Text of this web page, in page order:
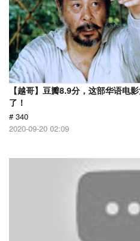
【越哥】豆瓣8.9分，这部华语电
了！
# 340
2020-09-20 02:09